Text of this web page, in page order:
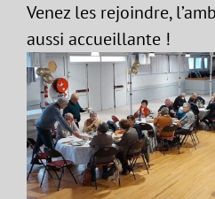
Venez les rejoindre,
aussi accueillante !